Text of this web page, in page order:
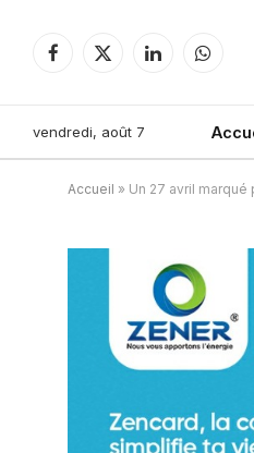
Facebook
X
LinkedIn
vendredi, août 7
Accueil » Un 27 avril marqué